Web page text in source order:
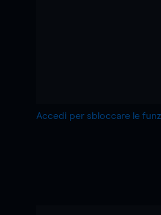
Accedi per sbloccare le